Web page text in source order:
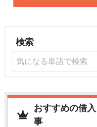
検索
おすすめの借
事